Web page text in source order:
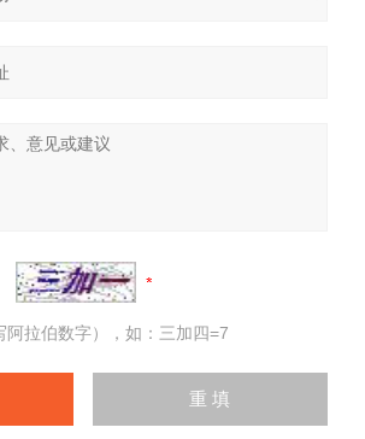
阿拉伯数字），如：三加四=7